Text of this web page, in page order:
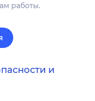
работы.
и